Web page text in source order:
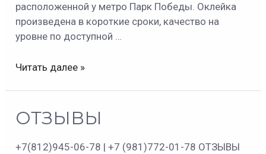
расположенной у метро Парк Победы. Оклейка
произведена в короткие сроки, качество на
уровне по доступной …
Читать далее »
ОТЗЫВЫ
+7(812)945-06-78 | +7 (981)772-01-78 ОТЗЫВЫ
ОТЗЫВЫ